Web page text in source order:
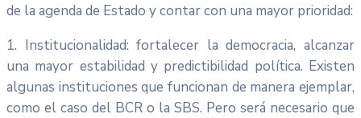
de la agenda de Estado y contar con una mayor prioridad:
1. Institucionalidad: fortalecer la democracia, alcanzar
una mayor estabilidad y predictibilidad política. Existen
algunas instituciones que funcionan de manera ejemplar,
como el caso del BCR o la SBS. Pero será necesario que